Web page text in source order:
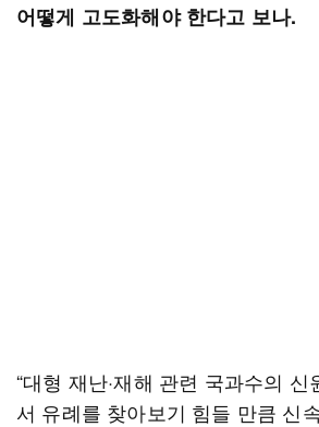
어떻게 고도화해야 한다고 보나.
“대형 재난·재해 관련 국과수의 신
서 유례를 찾아보기 힘들 만큼 신